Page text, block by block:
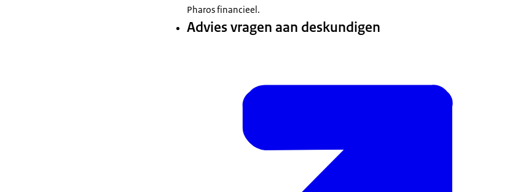
Pharos financieel.
Advies vragen aan deskundigen